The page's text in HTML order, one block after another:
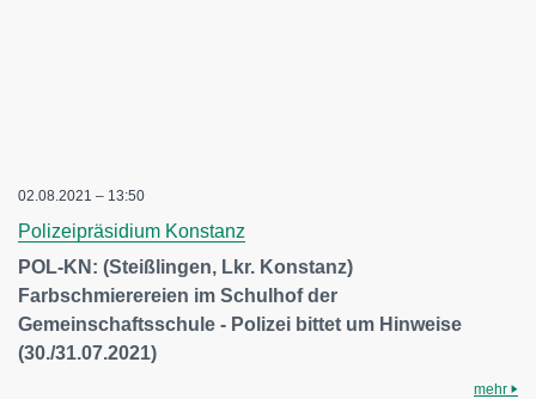
02.08.2021 – 13:50
Polizeipräsidium Konstanz
POL-KN: (Steißlingen, Lkr. Konstanz)
Farbschmierereien im Schulhof der
Gemeinschaftsschule - Polizei bittet um Hinweise
(30./31.07.2021)
mehr